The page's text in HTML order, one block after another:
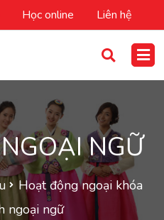
Học online Liên hệ
NGỮ
Hoạt động ngoại khóa
ngoại ngữ